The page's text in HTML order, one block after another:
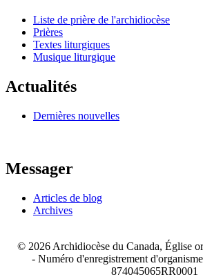
Liste de prière de l'archidiocèse
Prières
Textes liturgiques
Musique liturgique
Actualités
Dernières nouvelles
Messager
Articles de blog
Archives
© 2026 Archidiocèse du Canada, Église
- Numéro d'enregistrement
874045065RR0001